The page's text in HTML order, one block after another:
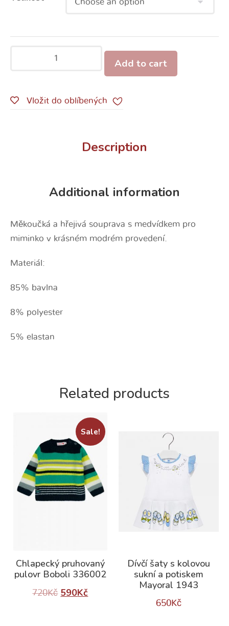
Add to cart
Vložit do oblíbených
Description
Additional information
Měkoučká a hřejivá souprava s medvídkem pro
miminko v krásném modrém provedení.
Materiál:
85% bavlna
8% polyester
5% elastan
Related products
Sale!
Chlapecký pruhovaný
pulovr Boboli 336002
720Kč 590Kč
Dívčí šaty s kolovou
sukní a potiskem
Mayoral 1943
650Kč